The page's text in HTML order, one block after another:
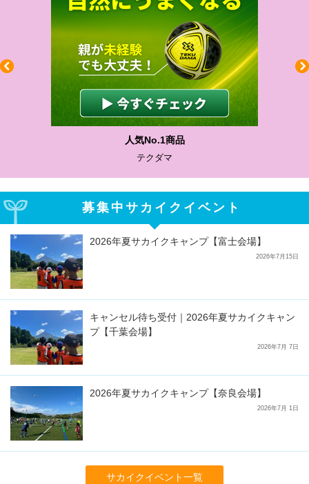
人気No.1商品
テクダマ
募集中サカイクイベント
2026年夏サカイクキャンプ【富士会場】
2026年7月15日
キャンセル待ち受付｜2026年夏サカイクキャン
プ【千葉会場】
2026年7月 7日
2026年夏サカイクキャンプ【奈良会場】
2026年7月 1日
サカイクイベント一覧